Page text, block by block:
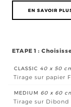
EN SAVOIR
ETAPE 1 :
CLASSIC40 x 50
Tirage sur papier
MEDIUM 60 x 60
Tirage sur